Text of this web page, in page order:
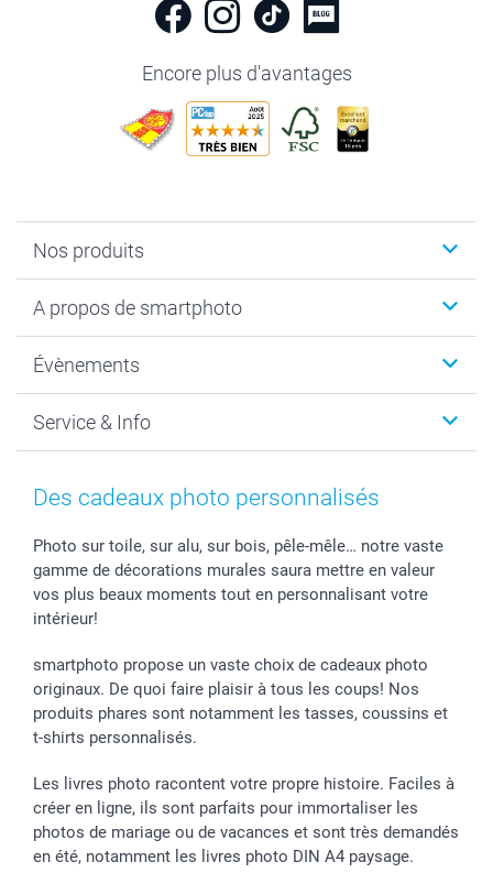
Encore plus d'avantages
Nos produits
Cadeaux photo
MyNameBook
Développement photo & Tirage photo
Cadres photo & accessoires déco
Stickers & Etiquettes
Chèque Cadeau
A propos de smartphoto
Durabilité
Gestion des cookies
Mentions Légales
Affiliation
Investor Relations
B2B smartbusiness
Évènements
Nouvel An
Fête des Mères
Confirmation ou communion
Mariage
Fête d'anniversaire
Tous les évènements
Service & Info
Tarifs et frais de livraison
Livraison en 48 heures
Modes de Paiement
Identifiez-vous
Statut de ma commande
smarfriends
smartgarantie
smartbonus
Des cadeaux photo personnalisés
Photo sur toile, sur alu, sur bois, pêle-mêle… notre vaste
gamme de décorations murales saura mettre en valeur
vos plus beaux moments tout en personnalisant votre
intérieur!
smartphoto propose un vaste choix de cadeaux photo
originaux. De quoi faire plaisir à tous les coups! Nos
produits phares sont notamment les tasses, coussins et
t-shirts personnalisés.
Les livres photo racontent votre propre histoire. Faciles à
créer en ligne, ils sont parfaits pour immortaliser les
photos de mariage ou de vacances et sont très demandés
en été, notamment les livres photo DIN A4 paysage.